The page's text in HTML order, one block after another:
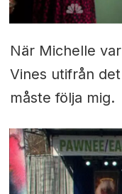
När Michelle
Vines utifrån
måste följa mig.